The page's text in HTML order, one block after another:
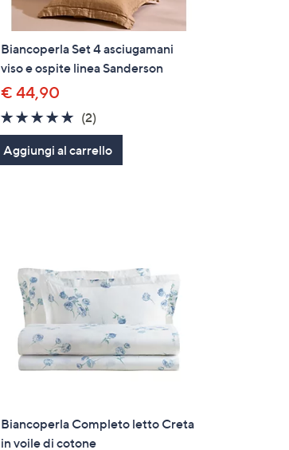
Biancoperla Set 4 asciugamani
viso e ospite linea Sanderson
€ 44,90
5.0
of
5
(2)
Recensioni
Aggiungi al carrello
Biancoperla Completo letto Creta
in voile di cotone